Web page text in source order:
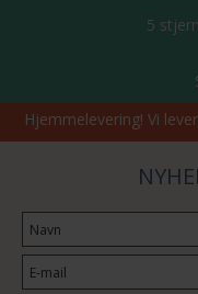
5
Hjemmelevering! Vi